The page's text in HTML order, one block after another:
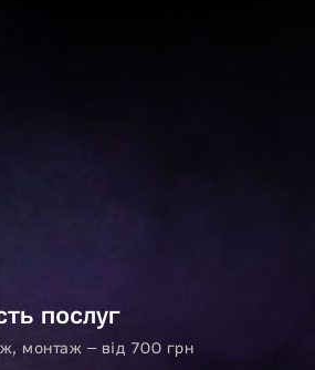
послуг
монтаж – від 700 грн